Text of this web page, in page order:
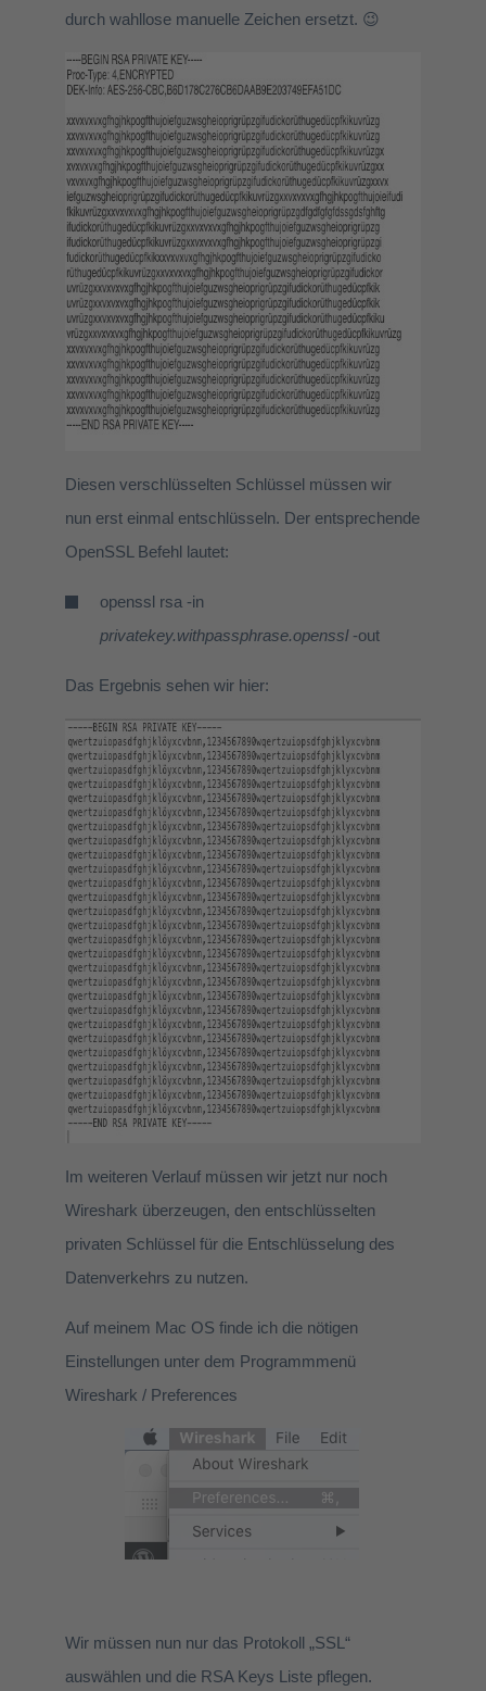
durch wahllose manuelle Zeichen ersetzt. 😉
Diesen verschlüsselten Schlüssel müssen wir
nun erst einmal entschlüsseln. Der entsprechende
OpenSSL Befehl lautet:
openssl rsa -in
privatekey.withpassphrase.openssl-out
Das Ergebnis sehen wir hier:
Im weiteren Verlauf müssen wir jetzt nur noch
Wireshark überzeugen, den entschlüsselten
privaten Schlüssel für die Entschlüsselung des
Datenverkehrs zu nutzen.
Auf meinem Mac OS finde ich die nötigen
Einstellungen unter dem Programmmenü
Wireshark / Preferences
Wir müssen nun nur das Protokoll „SSL“
auswählen und die RSA Keys Liste pflegen.